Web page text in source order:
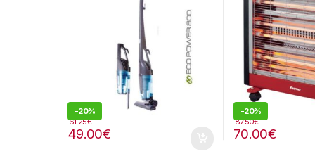
-20%
49.00€
61.25€
-20%
70.00€
87.50€